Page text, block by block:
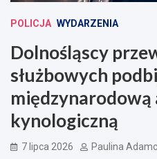
POLICJA WYDARZENIA
Dolnośląscy
służbowych
międzynarodową
kynologiczną
7 lipca 2026 Paulina